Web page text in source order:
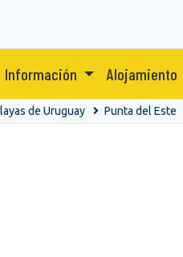
Información Alojamiento
de Uruguay Punta del Este